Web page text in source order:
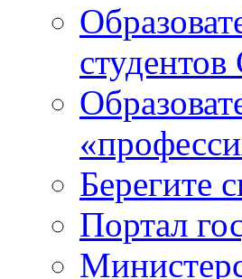
Берегите
Портал